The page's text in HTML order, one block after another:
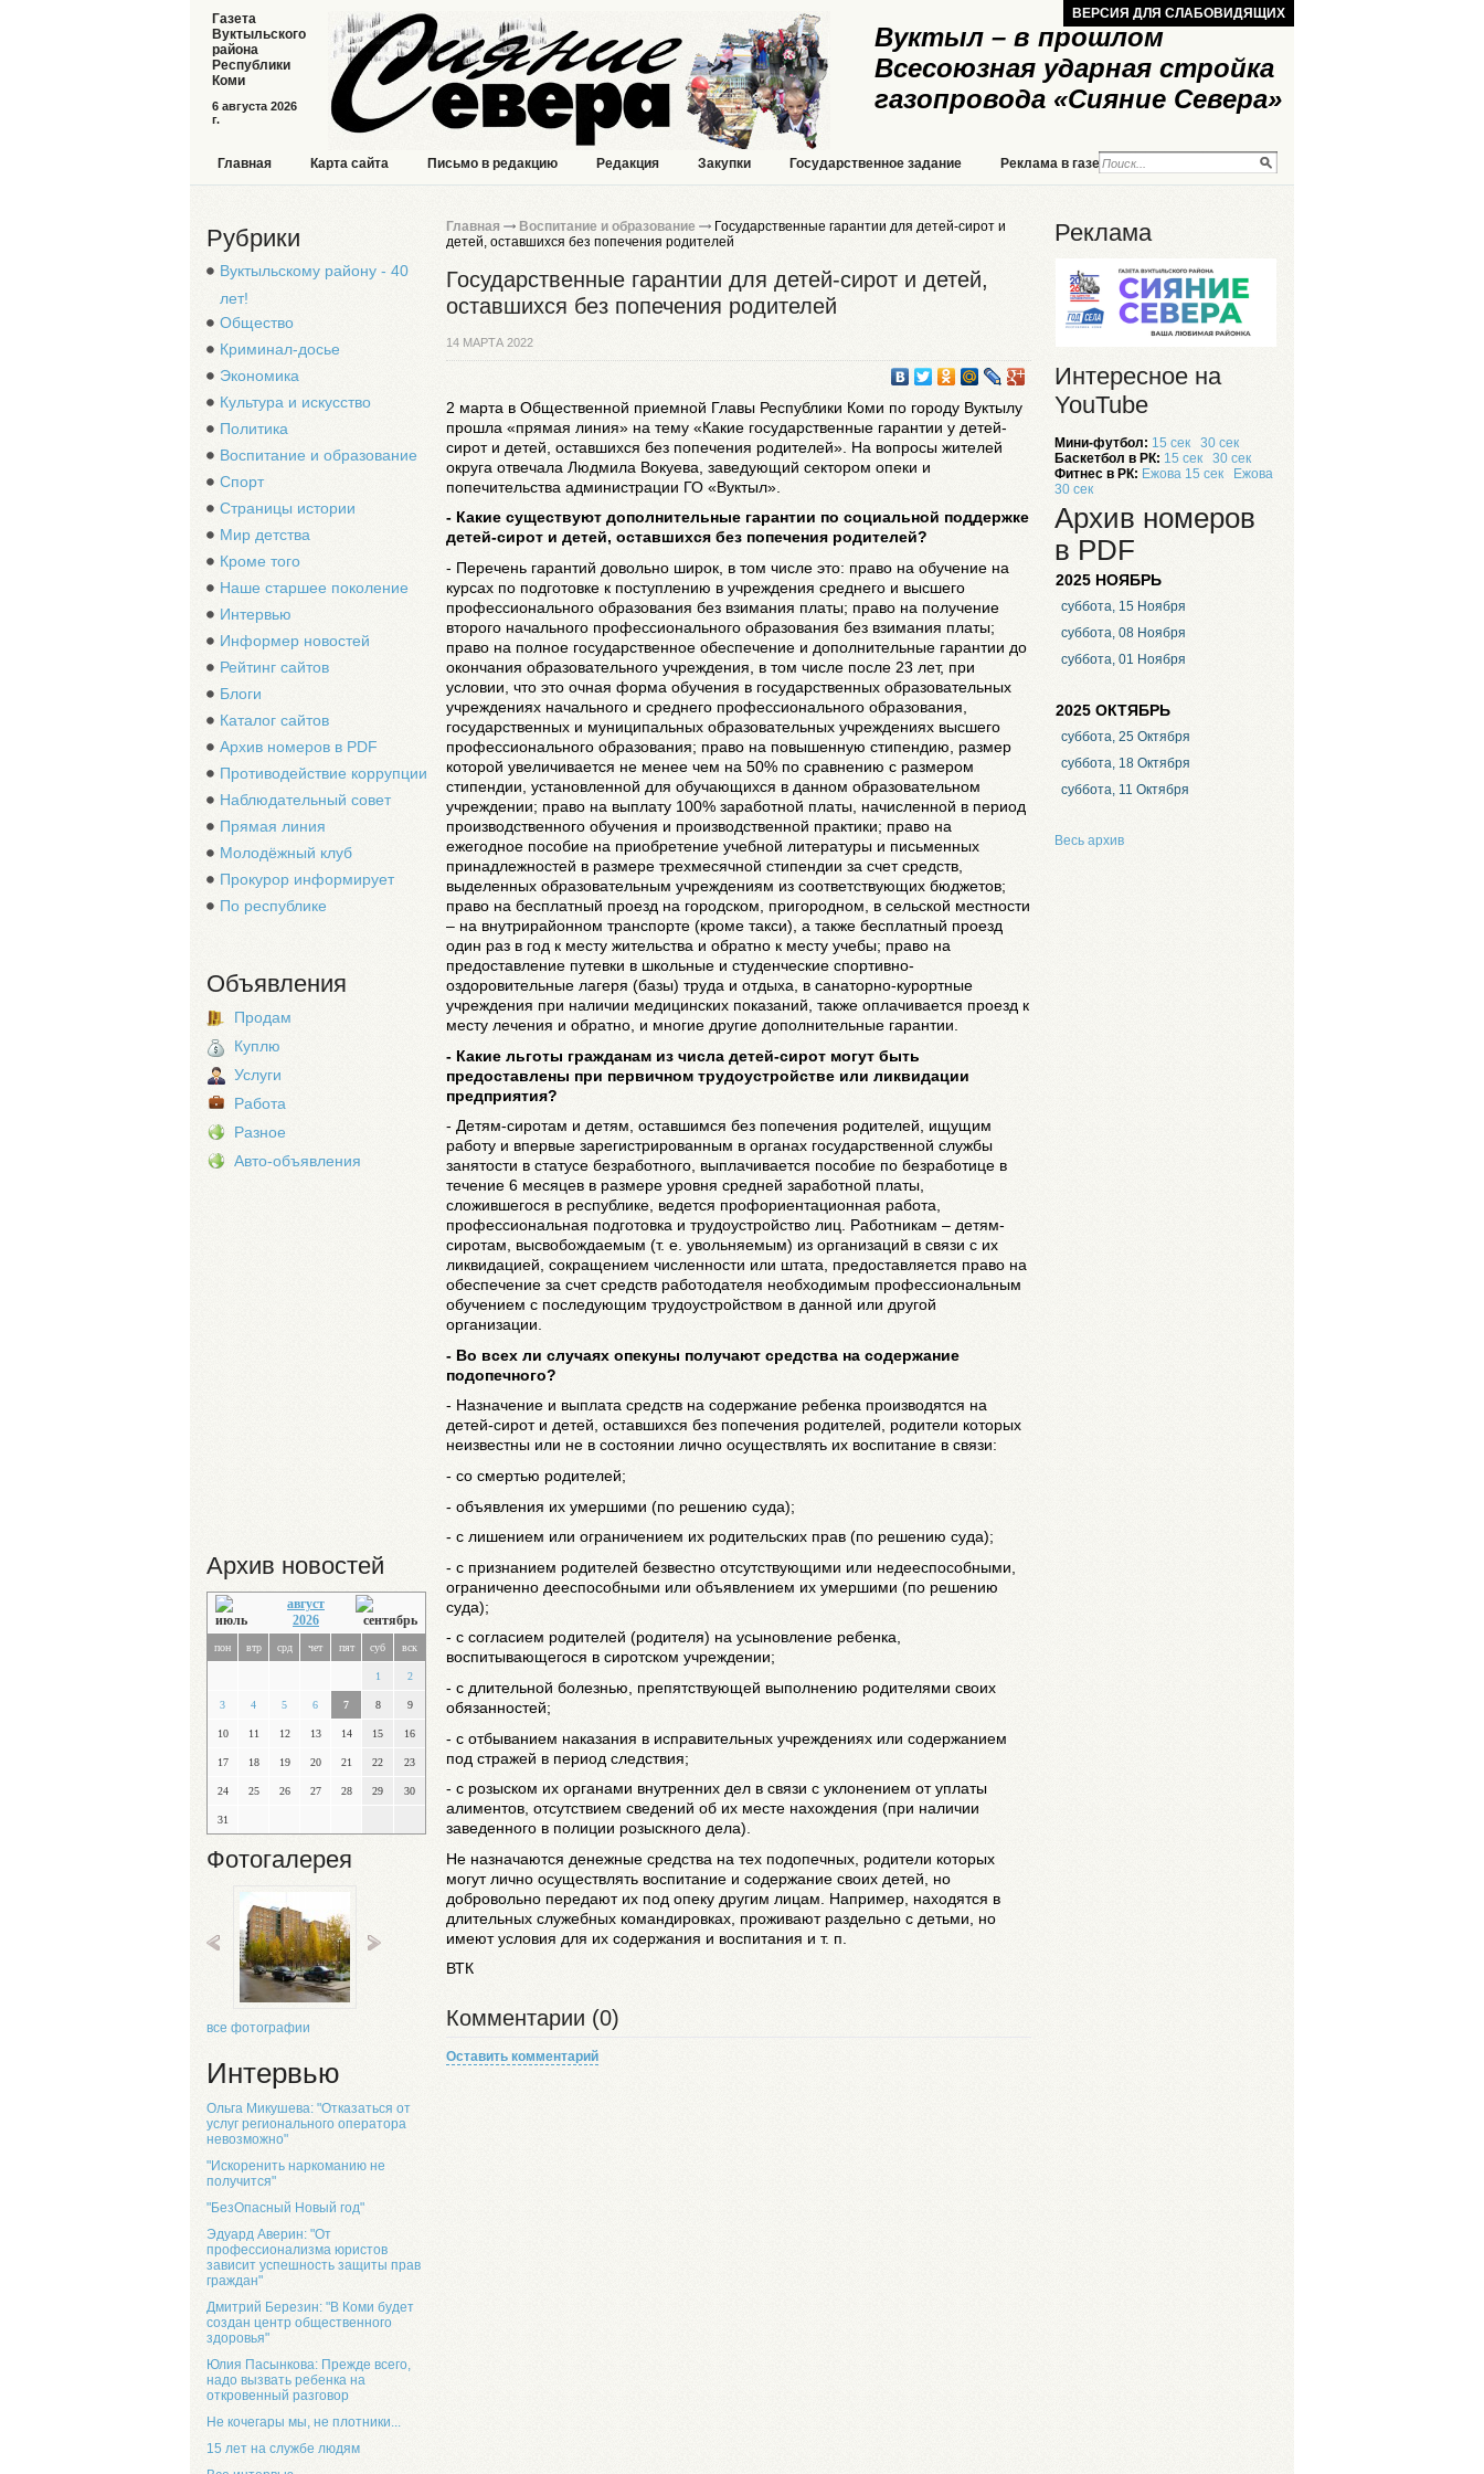
Вуктыл – в прошлом
Всесоюзная ударная стройка
газопровода «Сияние Севера»
6 августа 2026
г.
Газета
Вуктыльского
района
Республики
Коми
ВЕРСИЯ ДЛЯ СЛАБОВИДЯЩИХ
Главная Карта сайта Письмо в редакцию Редакция Закупки Государственное задание Реклама в газете Реклама на сайте
Рубрики
Вуктыльскому району - 40
лет!
Общество
Криминал-досье
Экономика
Культура и искусство
Политика
Воспитание и образование
Спорт
Страницы истории
Мир детства
Кроме того
Наше старшее поколение
Интервью
Информер новостей
Рейтинг сайтов
Блоги
Каталог сайтов
Архив номеров в PDF
Противодействие коррупции
Наблюдательный совет
Прямая линия
Молодёжный клуб
Прокурор информирует
По республике
Объявления
Продам
Куплю
Услуги
Работа
Разное
Авто-объявления
Архив новостей
август
2026
пон втр срд чет пят суб вск
1 2
3 4 5 6 7 8 9
10 11 12 13 14 15 16
17 18 19 20 21 22 23
24 25 26 27 28 29 30
31
Фотогалерея
все фотографии
Интервью
Ольга Микушева: "Отказаться от
услуг регионального оператора
невозможно"
"Искоренить наркоманию не
получится"
"БезОпасный Новый год"
Эдуард Аверин: "От
профессионализма юристов
зависит успешность защиты прав
граждан"
Дмитрий Березин: "В Коми будет
создан центр общественного
здоровья"
Юлия Пасынкова: Прежде всего,
надо вызвать ребенка на
откровенный разговор
Не кочегары мы, не плотники...
15 лет на службе людям
Главная Воспитание и образование
Государственные гарантии для детей-сирот и
детей, оставшихся без попечения родителей
Государственные гарантии для детей-сирот и детей,
оставшихся без попечения родителей
14 МАРТА 2022
2 марта в Общественной приемной Главы Республики Коми по городу Вуктылу
прошла «прямая линия» на тему «Какие государственные гарантии у детей-
сирот и детей, оставшихся без попечения родителей». На вопросы жителей
округа отвечала Людмила Вокуева, заведующий сектором опеки и
попечительства администрации ГО «Вуктыл».
- Какие существуют дополнительные гарантии по социальной поддержке
детей-сирот и детей, оставшихся без попечения родителей?
- Перечень гарантий довольно широк, в том числе это: право на обучение на
курсах по подготовке к поступлению в учреждения среднего и высшего
профессионального образования без взимания платы; право на получение
второго начального профессионального образования без взимания платы;
право на полное государственное обеспечение и дополнительные гарантии до
окончания образовательного учреждения, в том числе после 23 лет, при
условии, что это очная форма обучения в государственных образовательных
учреждениях начального и среднего профессионального образования,
государственных и муниципальных образовательных учреждениях высшего
профессионального образования; право на повышенную стипендию, размер
которой увеличивается не менее чем на 50% по сравнению с размером
стипендии, установленной для обучающихся в данном образовательном
учреждении; право на выплату 100% заработной платы, начисленной в период
производственного обучения и производственной практики; право на
ежегодное пособие на приобретение учебной литературы и письменных
принадлежностей в размере трехмесячной стипендии за счет средств,
выделенных образовательным учреждениям из соответствующих бюджетов;
право на бесплатный проезд на городском, пригородном, в сельской местности
– на внутрирайонном транспорте (кроме такси), а также бесплатный проезд
один раз в год к месту жительства и обратно к месту учебы; право на
предоставление путевки в школьные и студенческие спортивно-
оздоровительные лагеря (базы) труда и отдыха, в санаторно-курортные
учреждения при наличии медицинских показаний, также оплачивается проезд к
месту лечения и обратно, и многие другие дополнительные гарантии.
- Какие льготы гражданам из числа детей-сирот могут быть
предоставлены при первичном трудоустройстве или ликвидации
предприятия?
- Детям-сиротам и детям, оставшимся без попечения родителей, ищущим
работу и впервые зарегистрированным в органах государственной службы
занятости в статусе безработного, выплачивается пособие по безработице в
течение 6 месяцев в размере уровня средней заработной платы,
сложившегося в республике, ведется профориентационная работа,
профессиональная подготовка и трудоустройство лиц. Работникам – детям-
сиротам, высвобождаемым (т. е. увольняемым) из организаций в связи с их
ликвидацией, сокращением численности или штата, предоставляется право на
обеспечение за счет средств работодателя необходимым профессиональным
обучением с последующим трудоустройством в данной или другой
организации.
- Во всех ли случаях опекуны получают средства на содержание
подопечного?
- Назначение и выплата средств на содержание ребенка производятся на
детей-сирот и детей, оставшихся без попечения родителей, родители которых
неизвестны или не в состоянии лично осуществлять их воспитание в связи:
- со смертью родителей;
- объявления их умершими (по решению суда);
- с лишением или ограничением их родительских прав (по решению суда);
- с признанием родителей безвестно отсутствующими или недееспособными,
ограниченно дееспособными или объявлением их умершими (по решению
суда);
- с согласием родителей (родителя) на усыновление ребенка,
воспитывающегося в сиротском учреждении;
- с длительной болезнью, препятствующей выполнению родителями своих
обязанностей;
- с отбыванием наказания в исправительных учреждениях или содержанием
под стражей в период следствия;
- с розыском их органами внутренних дел в связи с уклонением от уплаты
алиментов, отсутствием сведений об их месте нахождения (при наличии
заведенного в полиции розыскного дела).
Не назначаются денежные средства на тех подопечных, родители которых
могут лично осуществлять воспитание и содержание своих детей, но
добровольно передают их под опеку другим лицам. Например, находятся в
длительных служебных командировках, проживают раздельно с детьми, но
имеют условия для их содержания и воспитания и т. п.
ВТК
Комментарии (0)
Оставить комментарий
Реклама
Интересное на
YouTube
Мини-футбол: 15 сек
30 сек
Баскетбол в РК: 15 сек
30 сек
Фитнес в РК: Ежова 15 сек
Ежова
30 сек
Архив номеров
в PDF
2025 НОЯБРЬ
суббота, 15 Ноября
суббота, 08 Ноября
суббота, 01 Ноября
2025 ОКТЯБРЬ
суббота, 25 Октября
суббота, 18 Октября
суббота, 11 Октября
Весь архив